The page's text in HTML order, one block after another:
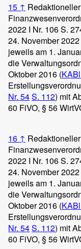
15 ↑
2022 I Nr. 106 S.
24. November
jeweils am 1.
die
Oktober 2016 (
Nr. 54S. 112) mit
60 FiVO, § 56
16 ↑
2022 I Nr. 106 S.
24. November
jeweils am 1.
die
Oktober 2016 (
Nr. 54S. 112) mit
60 FiVO, § 56